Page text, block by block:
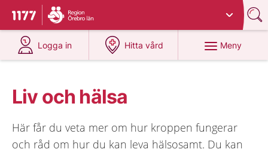
Till startsidan för 1177
Du har valt region
Logga in
på 1177.se
Hitta vård
på 1177.se
Meny
Liv och hälsa
Här får du veta mer om hur kroppen fungerar
och råd om hur du kan leva hälsosamt. Du kan